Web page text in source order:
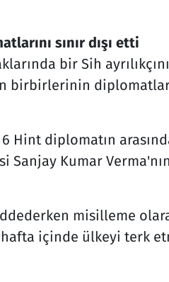
sınır dışı etti
bir Sih
birbirlerinin
6 Hint diplomatın
Kumar Verma'nın
misilleme
içinde ülkeyi terk